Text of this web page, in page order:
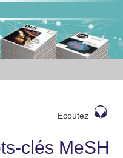
Ecoutez
clés MeSH